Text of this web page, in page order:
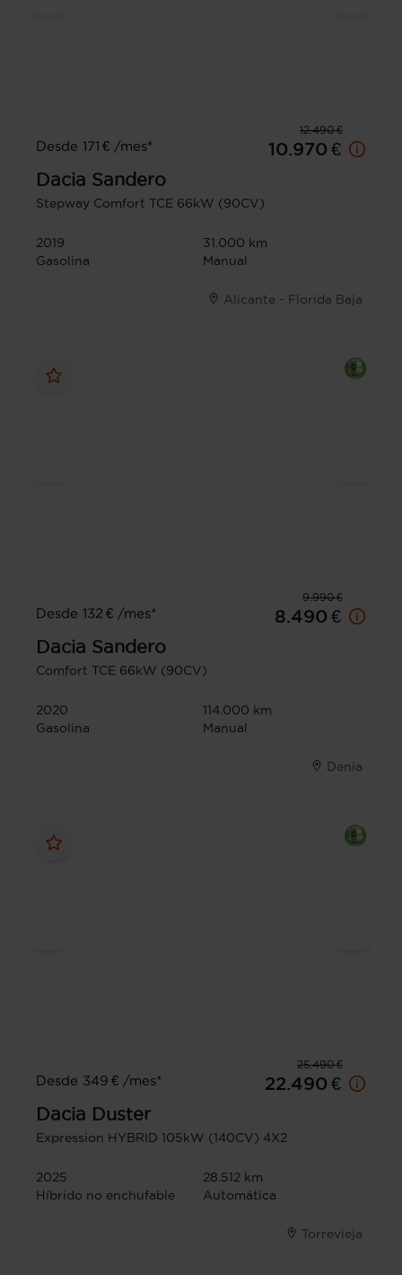
12.490 €
Desde 171 € /mes*
10.970 €
Dacia Sandero
Stepway Comfort TCE 66kW (90CV)
2019
31.000 km
Gasolina
Manual
Alicante - Florida Baja
9.990 €
Desde 132 € /mes*
8.490 €
Dacia Sandero
Comfort TCE 66kW (90CV)
2020
114.000 km
Gasolina
Manual
Denia
25.490 €
Desde 349 € /mes*
22.490 €
Dacia Duster
Expression HYBRID 105kW (140CV) 4X2
2025
28.512 km
Híbrido no enchufable
Automática
Torrevieja